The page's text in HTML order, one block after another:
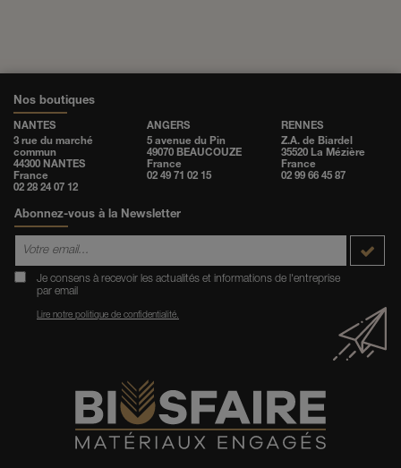
Nos boutiques
NANTES
3 rue du marché
commun
44300 NANTES
France
02 28 24 07 12
ANGERS
5 avenue du Pin
49070 BEAUCOUZE
France
02 49 71 02 15
RENNES
Z.A. de Biardel
35520 La Mézière
France
02 99 66 45 87
Abonnez-vous à la Newsletter
Je consens à recevoir les actualités et informations de l'entreprise
par email
Lire notre politique de confidentialité.